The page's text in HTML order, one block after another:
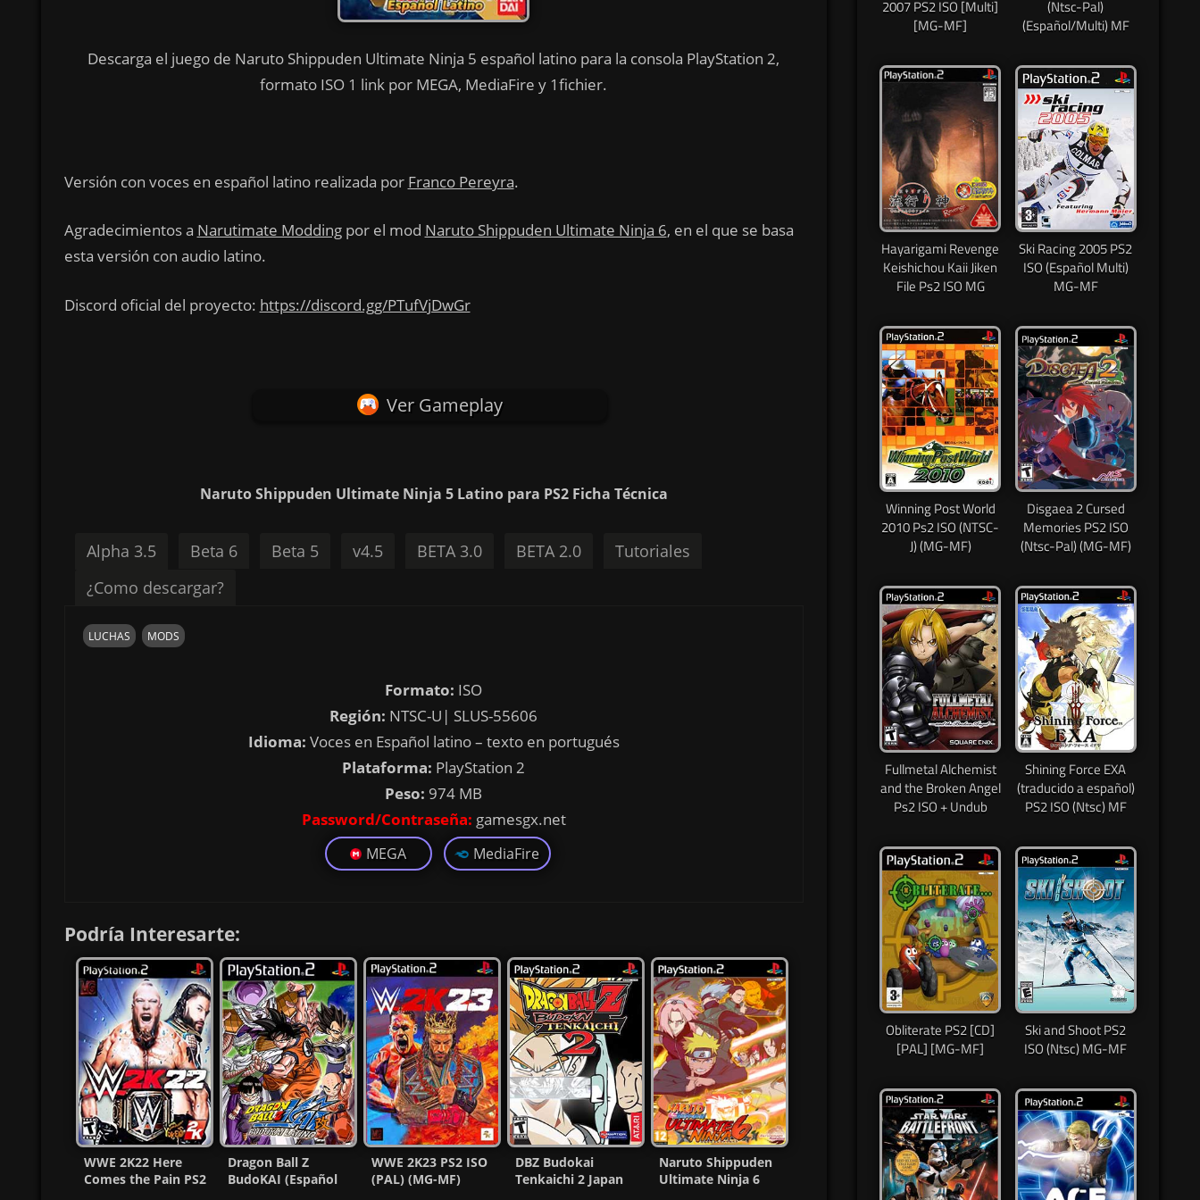
Descarga el juego de Naruto Shippuden Ultimate Ninja 5 español latino para la consola PlayStation 2,
formato ISO 1 link por MEGA, MediaFire y 1fichier.
Versión con voces en español latino realizada por Franco Pereyra.
Agradecimientos a Narutimate Moddingpor el mod Naruto Shippuden Ultimate Ninja 6, en el que se basa
esta versión con audio latino.
Discord oficial del proyecto: https://discord.gg/PTufVjDwGr
Ver Gameplay
Naruto Shippuden Ultimate Ninja 5 Latino para PS2 Ficha Técnica
Alpha 3.5 Beta 6 Beta 5 v4.5 BETA 3.0 BETA 2.0
Tutoriales
¿Como descargar?
LUCHAS MODS
Formato: ISO
Región: NTSC-U| SLUS-55606
Idioma: Voces en Español latino – texto en portugués
Plataforma: PlayStation 2
Peso: 974 MB
Password/Contraseña: gamesgx.net
MEGA MediaFire
Podría Interesarte:
WWE 2K22 Here
Comes the Pain PS2
Dragon Ball Z
BudoKAI (Español
WWE 2K23 PS2 ISO
(PAL) (MG-MF)
DBZ Budokai
Tenkaichi 2 Japan
Naruto Shippuden
Ultimate Ninja 6
2007 PS2 ISO [Multi]
[MG-MF]
(Ntsc-Pal)
(Español/Multi) MF
Hayarigami Revenge
Keishichou Kaii Jiken
File Ps2 ISO MG
Ski Racing 2005 PS2
ISO (Español Multi)
MG-MF
Winning Post World
2010 Ps2 ISO (NTSC-
J) (MG-MF)
Disgaea 2 Cursed
Memories PS2 ISO
(Ntsc-Pal) (MG-MF)
Fullmetal Alchemist
and the Broken Angel
Ps2 ISO + Undub
Shining Force EXA
(traducido a español)
PS2 ISO (Ntsc) MF
Obliterate PS2 [CD]
[PAL] [MG-MF]
Ski and Shoot PS2
ISO (Ntsc) MG-MF